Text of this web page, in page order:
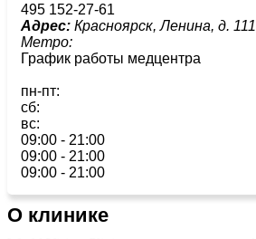
495 152-27-61
Адрес: Красноярск, Ленина, д.
Метро:
График работы медцентра
пн-пт:
сб:
вс:
09:00 - 21:00
09:00 - 21:00
09:00 - 21:00
О клинике